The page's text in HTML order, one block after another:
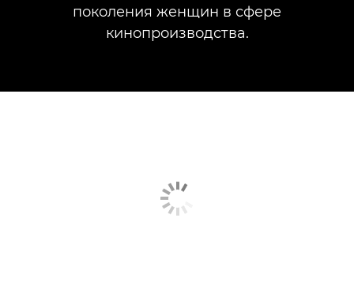
поколения женщин в сфере
кинопроизводства.